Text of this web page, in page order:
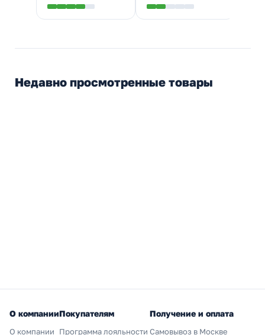
Недавно просмотренные товары
О компании
О компании
Покупателям
Программа лояльности
Получение и оплата
Самовывоз в Москве